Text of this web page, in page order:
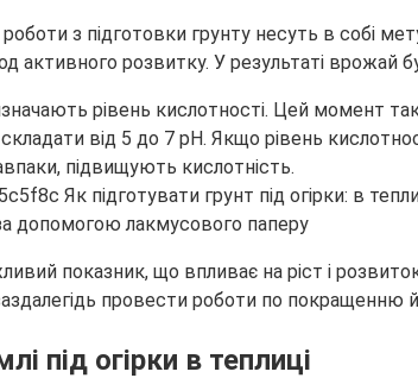
роботи з підготовки грунту несуть в
активного розвитку. У результаті врожай
рівень кислотності. Цей момент
від 5 до 7 pH. Якщо рівень
підвищують кислотність.
допомогою лакмусового паперу
показник, що впливає на ріст і
провести роботи по покращенню
під огірки в теплиці